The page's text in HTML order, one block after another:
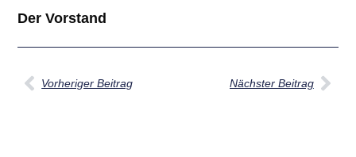
Der Vorstand
Vorheriger Beitrag Nächster Beitrag